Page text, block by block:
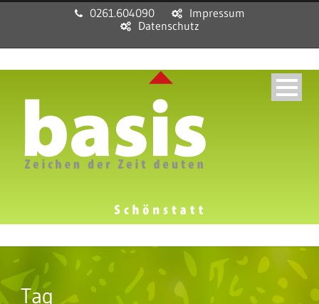
0261.604090
Impressum
Datenschutz
Tag